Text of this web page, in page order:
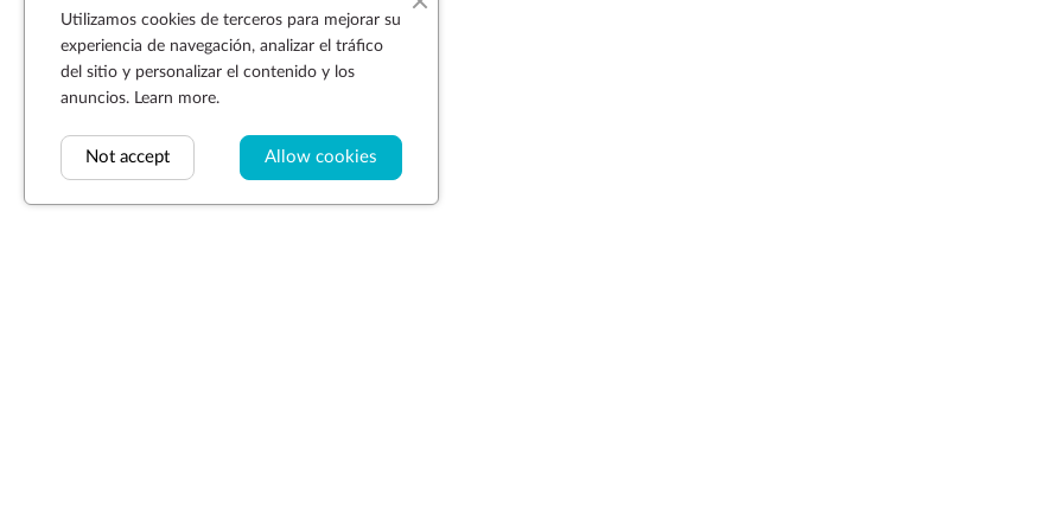
Utilizamos cookies de terceros para mejorar su
experiencia de navegación, analizar el tráfico
del sitio y personalizar el contenido y los
anuncios. Learn more.
Allow cookies
Not accept